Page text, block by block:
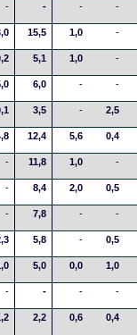
- - - -
15,5 1,0 -
5,1 1,0 -
6,0 - -
3,5 - 2,5
12,4 5,6 0,4
- 11,8 1,0 -
- 8,4 2,0 0,5
- 7,8 - -
5,8 - 0,5
5,0 0,0 1,0
- - - -
2,2 0,6 0,4